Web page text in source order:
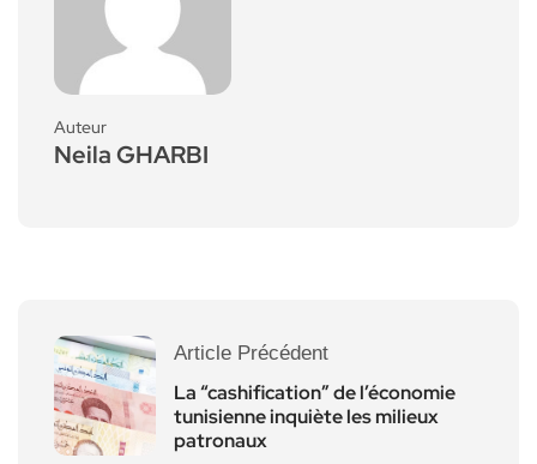
Auteur
Neila GHARBI
Article Précédent
La “cashification” de l’économie
tunisienne inquiète les milieux
patronaux